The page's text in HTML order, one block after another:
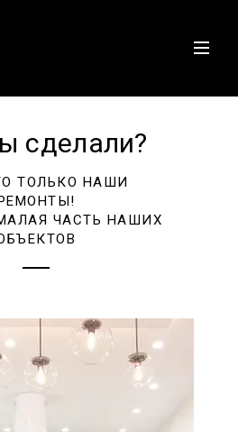
сделали?
ТОЛЬКО НАШИ
ЧАСТЬ НАШИХ